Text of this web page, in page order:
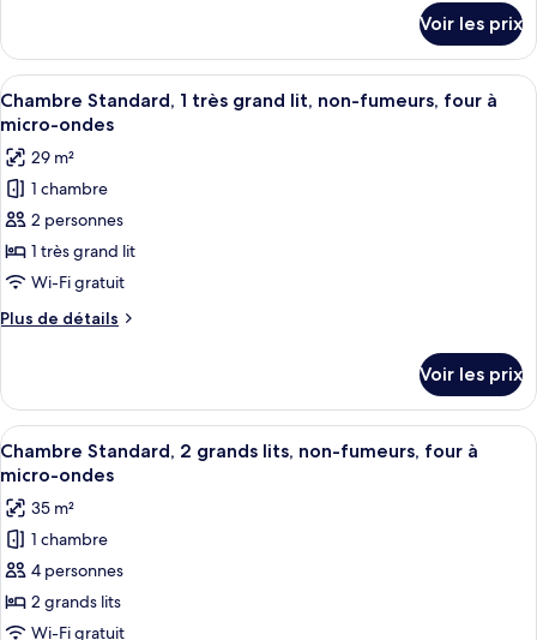
2
grands
lits,
non-
fumeurs,
réfrigérateur
et
four
à
micro-
ondes
le
type
de
chambre
Standard,
2
grands
lits,
non-
réfrigérateur
et
four
ondes
Voir les prix
Afficher
toutes
les
photos
pour
ce
type
de
chambre :
Chambre
1
très
grand
lit,
non-
fumeurs,
four
à
micro-
Une chambre d’hôtel avec un
4
Chambre Standard, 1 très grand lit, non-fumeurs, four à
micro-ondes
29 m²
1 chambre
2 personnes
1 très grand lit
Wi-Fi gratuit
Plus de détails
Plus
le
type
de
chambre
Standard,
très
grand
lit,
Voir les prix
Afficher
toutes
les
photos
pour
ce
type
de
Une chambre d’hôtel avec deux lits,
4
Chambre Standard, 2 grands lits, non-fumeurs, four à
micro-ondes
35 m²
1 chambre
4 personnes
2 grands lits
Wi-Fi gratuit